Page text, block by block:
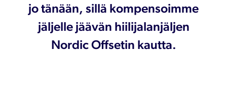
jo tänään, sillä kompensoimme
jäljelle jäävän hiilijalanjäljen
Nordic Offsetin kautta.